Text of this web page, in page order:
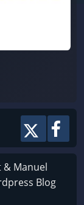
& Manuel
Blog